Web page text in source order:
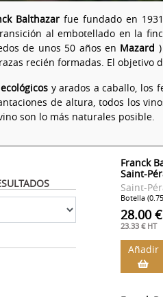
Balthazar fue fundado en
al embotellado en la
de unos 50 años en Mazard
recién formadas. El objetivo
ecológicosy arados a caballo, los
de altura, todos los
son lo más naturales posible.
Franck
Saint-
Saint-
Botella
28.00 €
23.33 € HT
Añadir